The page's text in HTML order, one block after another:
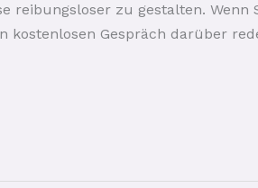
reibungsloser zu gestalten. Wenn
kostenlosen Gespräch darüber